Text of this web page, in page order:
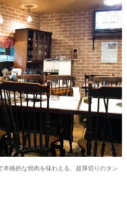
格的な焼肉を味わえる、超厚切りのタン